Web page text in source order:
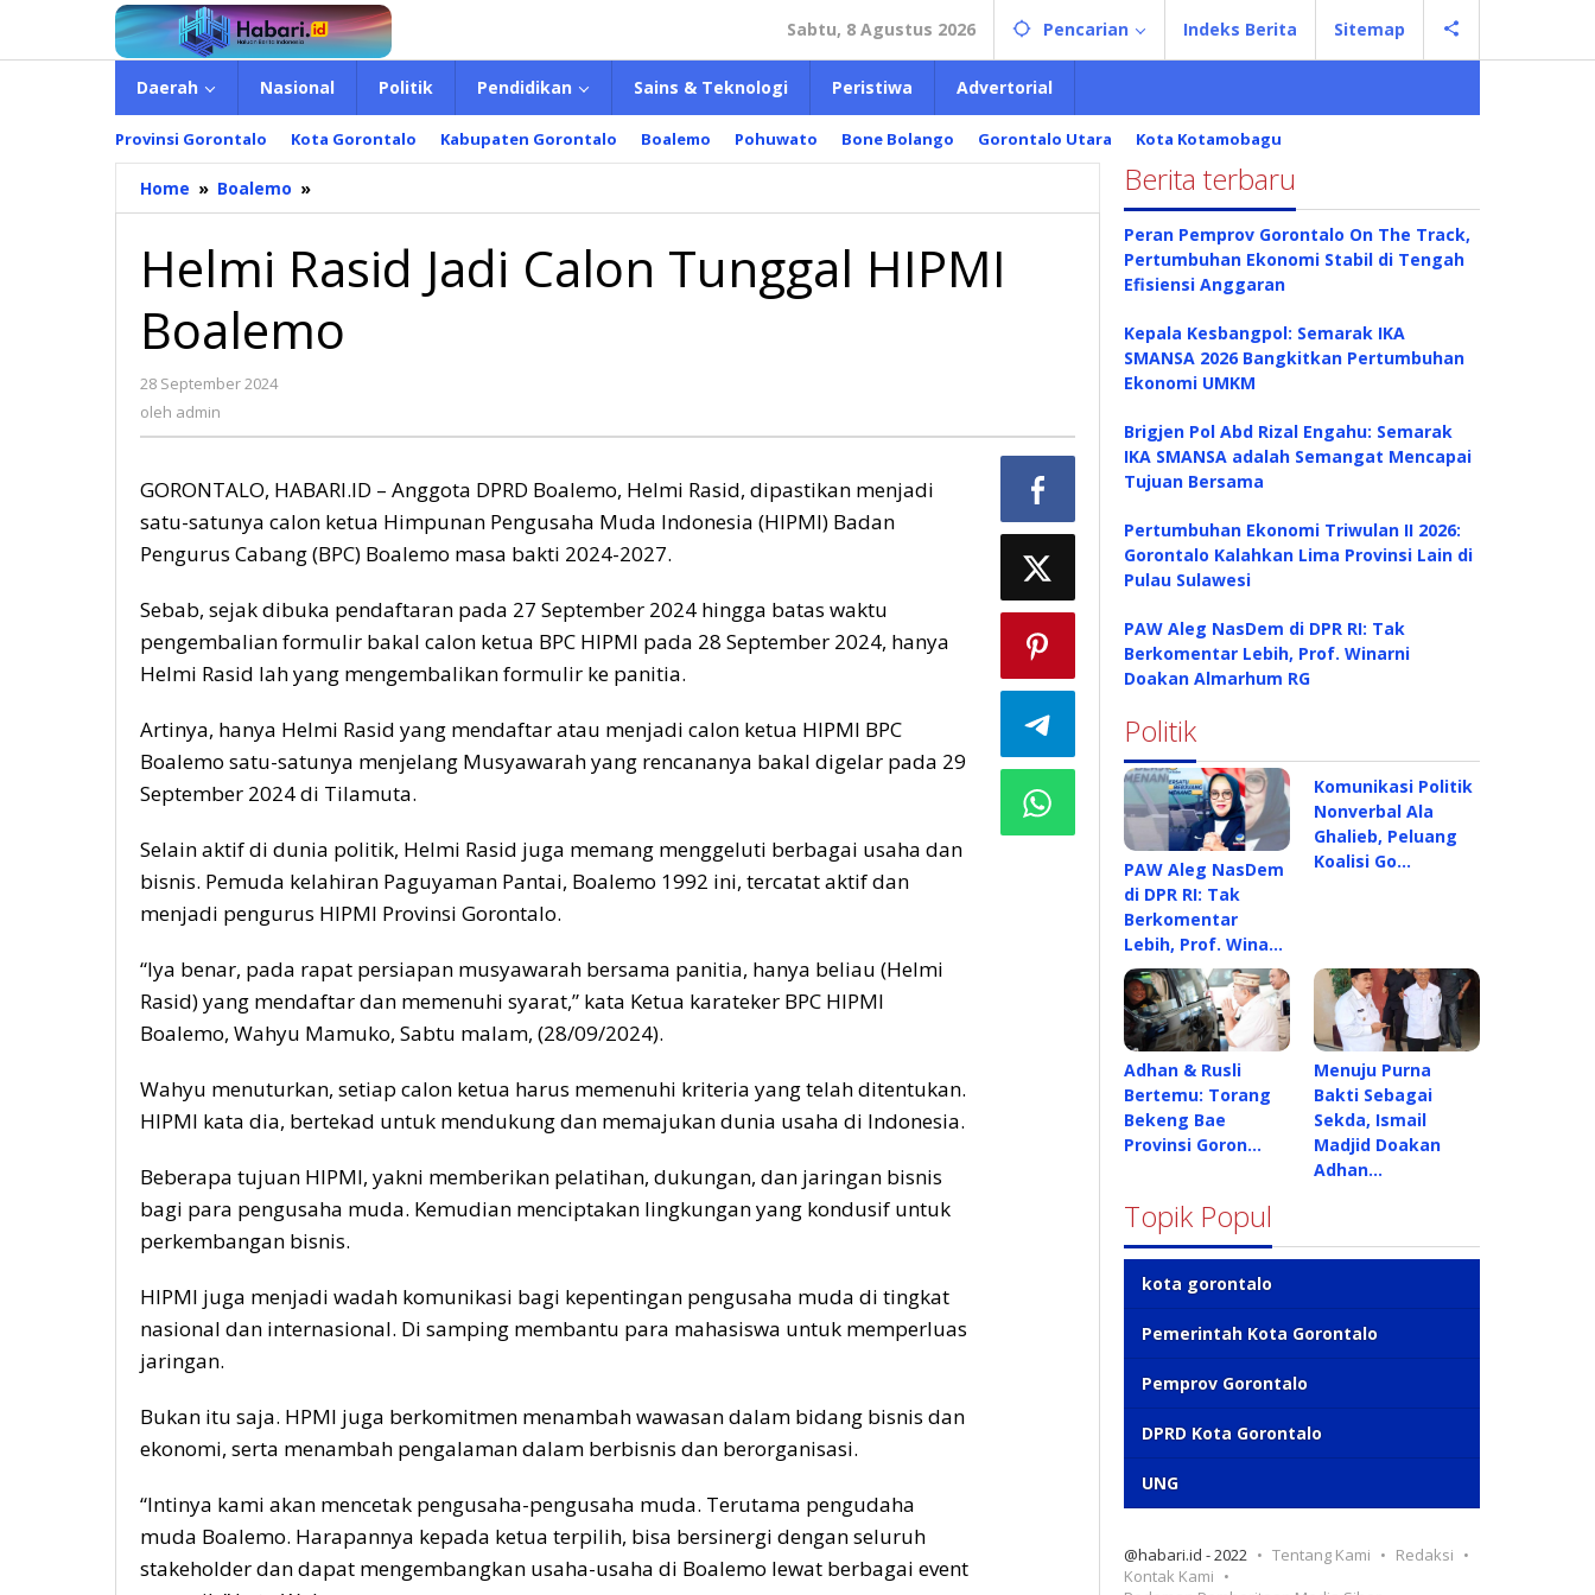
konten
Sabtu, 8 Agustus 2026 Pencarian Indeks Berita Sitemap
Daerah Nasional Politik Pendidikan Sains & Teknologi Peristiwa Advertorial
Provinsi Gorontalo Kota Gorontalo Kabupaten Gorontalo Boalemo Pohuwato Bone Bolango Gorontalo Utara Kota Kotamobagu
Home » Boalemo »
Rasid
Calon
Tunggal
Boalemo
Helmi Rasid Jadi Calon Tunggal HIPMI
Boalemo
28 September 2024
oleh admin
GORONTALO, HABARI.ID – Anggota DPRD Boalemo, Helmi Rasid, dipastikan menjadi
satu-satunya calon ketua Himpunan Pengusaha Muda Indonesia (HIPMI) Badan
Pengurus Cabang (BPC) Boalemo masa bakti 2024-2027.
Sebab, sejak dibuka pendaftaran pada 27 September 2024 hingga batas waktu
pengembalian formulir bakal calon ketua BPC HIPMI pada 28 September 2024, hanya
Helmi Rasid lah yang mengembalikan formulir ke panitia.
Artinya, hanya Helmi Rasid yang mendaftar atau menjadi calon ketua HIPMI BPC
Boalemo satu-satunya menjelang Musyawarah yang rencananya bakal digelar pada 29
September 2024 di Tilamuta.
Selain aktif di dunia politik, Helmi Rasid juga memang menggeluti berbagai usaha dan
bisnis. Pemuda kelahiran Paguyaman Pantai, Boalemo 1992 ini, tercatat aktif dan
menjadi pengurus HIPMI Provinsi Gorontalo.
“Iya benar, pada rapat persiapan musyawarah bersama panitia, hanya beliau (Helmi
Rasid) yang mendaftar dan memenuhi syarat,” kata Ketua karateker BPC HIPMI
Boalemo, Wahyu Mamuko, Sabtu malam, (28/09/2024).
Wahyu menuturkan, setiap calon ketua harus memenuhi kriteria yang telah ditentukan.
HIPMI kata dia, bertekad untuk mendukung dan memajukan dunia usaha di Indonesia.
Beberapa tujuan HIPMI, yakni memberikan pelatihan, dukungan, dan jaringan bisnis
bagi para pengusaha muda. Kemudian menciptakan lingkungan yang kondusif untuk
perkembangan bisnis.
HIPMI juga menjadi wadah komunikasi bagi kepentingan pengusaha muda di tingkat
nasional dan internasional. Di samping membantu para mahasiswa untuk memperluas
jaringan.
Bukan itu saja. HPMI juga berkomitmen menambah wawasan dalam bidang bisnis dan
ekonomi, serta menambah pengalaman dalam berbisnis dan berorganisasi.
“Intinya kami akan mencetak pengusaha-pengusaha muda. Terutama pengudaha
muda Boalemo. Harapannya kepada ketua terpilih, bisa bersinergi dengan seluruh
stakeholder dan dapat mengembangkan usaha-usaha di Boalemo lewat berbagai event
Berita terbaru
Peran Pemprov Gorontalo On The Track,
Pertumbuhan Ekonomi Stabil di Tengah
Efisiensi Anggaran
Kepala Kesbangpol: Semarak IKA
SMANSA 2026 Bangkitkan Pertumbuhan
Ekonomi UMKM
Brigjen Pol Abd Rizal Engahu: Semarak
IKA SMANSA adalah Semangat Mencapai
Tujuan Bersama
Pertumbuhan Ekonomi Triwulan II 2026:
Gorontalo Kalahkan Lima Provinsi Lain di
Pulau Sulawesi
PAW Aleg NasDem di DPR RI: Tak
Berkomentar Lebih, Prof. Winarni
Doakan Almarhum RG
Politik
PAW Aleg NasDem
di DPR RI: Tak
Berkomentar
Lebih, Prof. Wina…
Komunikasi Politik
Nonverbal Ala
Ghalieb, Peluang
Koalisi Go…
Adhan & Rusli
Bertemu: Torang
Bekeng Bae
Provinsi Goron…
Menuju Purna
Bakti Sebagai
Sekda, Ismail
Madjid Doakan
Adhan…
Topik Popul
kota gorontalo
Pemerintah Kota Gorontalo
Pemprov Gorontalo
DPRD Kota Gorontalo
UNG
@habari.id - 2022 Tentang Kami
Redaksi
Kontak Kami